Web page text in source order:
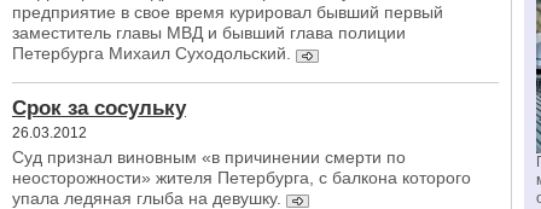
предприятие в свое время курировал бывший первый
заместитель главы МВД и бывший глава полиции
Петербурга Михаил Суходольский.
Срок за сосульку
26.03.2012
Суд признал виновным «в причинении смерти по
неосторожности» жителя Петербурга, с балкона которого
упала ледяная глыба на девушку.